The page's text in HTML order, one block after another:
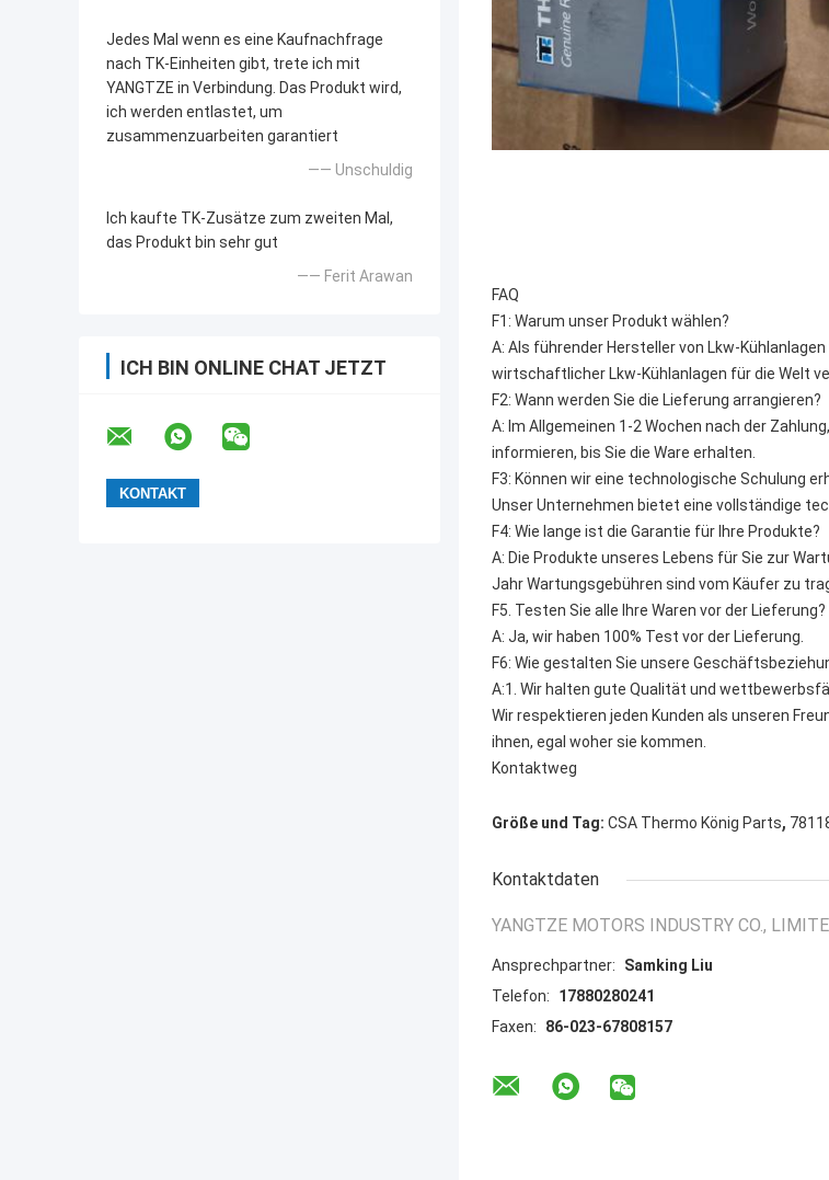
Jedes Mal wenn es eine Kaufnachfrage
nach TK-Einheiten gibt, trete ich mit
YANGTZE in Verbindung. Das Produkt wird,
ich werden entlastet, um
zusammenzuarbeiten garantiert
—— Unschuldig
Ich kaufte TK-Zusätze zum zweiten Mal,
das Produkt bin sehr gut
—— Ferit Arawan
ICH BIN ONLINE CHAT JETZT
FAQ
F1: Warum unser Produkt wählen?
A: Als führender Hersteller von Lkw-
wirtschaftlicher Lkw-Kühlanlagen für die Welt
F2: Wann werden Sie die Lieferung arrangieren?
A: Im Allgemeinen 1-2 Wochen nach der
informieren, bis Sie die Ware erhalten.
F3: Können wir eine technologische Schulung
Unser Unternehmen bietet eine vollständige
F4: Wie lange ist die Garantie für Ihre Produkte?
A: Die Produkte unseres Lebens für Sie zur
Jahr Wartungsgebühren sind vom Käufer zu
F5. Testen Sie alle Ihre Waren vor der Lieferung?
A: Ja, wir haben 100% Test vor der Lieferung.
F6: Wie gestalten Sie unsere
A:1. Wir halten gute Qualität und
Wir respektieren jeden Kunden als unseren
ihnen, egal woher sie kommen.
Kontaktweg
Größe und Tag: CSA Thermo König Parts,
Kontaktdaten
YANGTZE MOTORS INDUSTRY CO.,
Ansprechpartner:
Samking Liu
Telefon:
17880280241
Faxen:
86-023-67808157